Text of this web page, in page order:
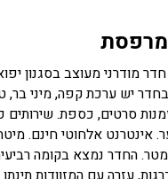
מרפסת
15 מ"ר. חדר מודרני מעוצב
יש ערכת קפה, מיני בר,
סרטים, כספת.
אינטרנט אלחוטי חינם.
1.40 מטר על 1.90 מטר. החדר נמצא בקומה